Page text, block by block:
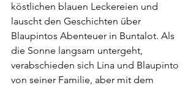
köstlichen blauen Leckereien und
lauscht den Geschichten über
Blaupintos Abenteuer in Buntalot. Als
die Sonne langsam untergeht,
verabschieden sich Lina und Blaupinto
von seiner Familie, aber mit dem